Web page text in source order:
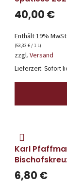
40,00 €
Enthält 19% MwSt.
(53,33 €/ 1 L)
zzgl. Versand
Lieferzeit: Sofort
Karl
6,80 €